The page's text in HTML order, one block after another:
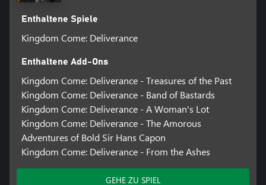
Enthaltene Spiele
Kingdom Come: Deliverance
Enthaltene Add-Ons
Kingdom Come: Deliverance - Treasures of the Past
Kingdom Come: Deliverance - Band of Bastards
Kingdom Come: Deliverance - A Woman's Lot
Kingdom Come: Deliverance - The Amorous
Adventures of Bold Sir Hans Capon
Kingdom Come: Deliverance - From the Ashes
GEHE ZU SPIEL